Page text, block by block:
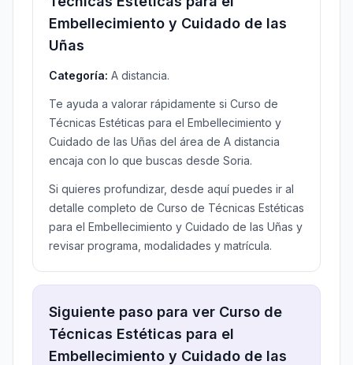
Embellecimiento y Cuidado de las
Uñas
Categoría: A distancia.
Te ayuda a valorar rápidamente si Curso de
Técnicas Estéticas para el Embellecimiento y
Cuidado de las Uñas del área de A distancia
encaja con lo que buscas desde Soria.
Si quieres profundizar, desde aquí puedes ir al
detalle completo de Curso de Técnicas Estéticas
para el Embellecimiento y Cuidado de las Uñas y
revisar programa, modalidades y matrícula.
Siguiente paso para ver Curso de
Técnicas Estéticas para el
Embellecimiento y Cuidado de las